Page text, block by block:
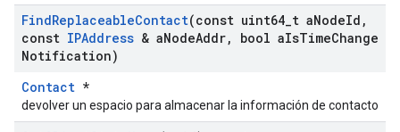
FindReplaceableContact(const uint64 t aNodeId ,
const IPAddress & aNodeAddr, bool aIsTimeChange
Notification)
Contact *
devolver un espacio para almacenar la información de contacto